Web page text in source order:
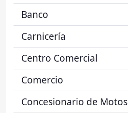
Banco
Carnicería
Centro Comercial
Comercio
Concesionario de Motos